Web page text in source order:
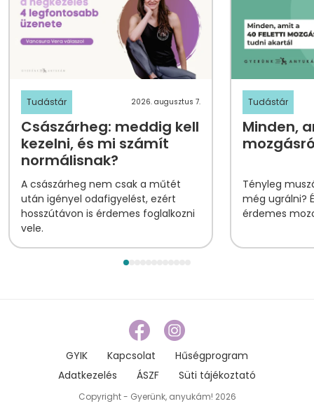
Tudástár 2026. augusztus 7.
Császárheg: meddig kell
kezelni, és mi számít
normálisnak?
A császárheg nem csak a műtét
után igényel odafigyelést, ezért
hosszútávon is érdemes foglalkozni
vele.
Tudástár
Minden,
Tényleg
még ugrálni?
érdemes
GYIK Kapcsolat
Hűségprogram
Adatkezelés
ÁSZF Süti tájékoztató
Copyright - Gyerünk, anyukám! 2026